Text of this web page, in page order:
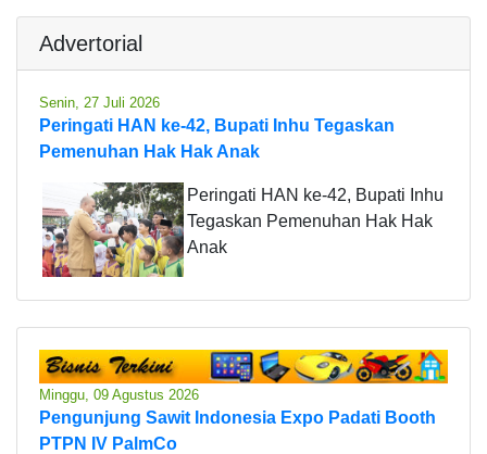
Advertorial
Senin, 27 Juli 2026
Peringati HAN ke-42, Bupati Inhu Tegaskan
Pemenuhan Hak Hak Anak
Peringati HAN ke-42, Bupati Inhu
Tegaskan Pemenuhan Hak Hak
Anak
Minggu, 09 Agustus 2026
Pengunjung Sawit Indonesia Expo Padati Booth
PTPN IV PalmCo